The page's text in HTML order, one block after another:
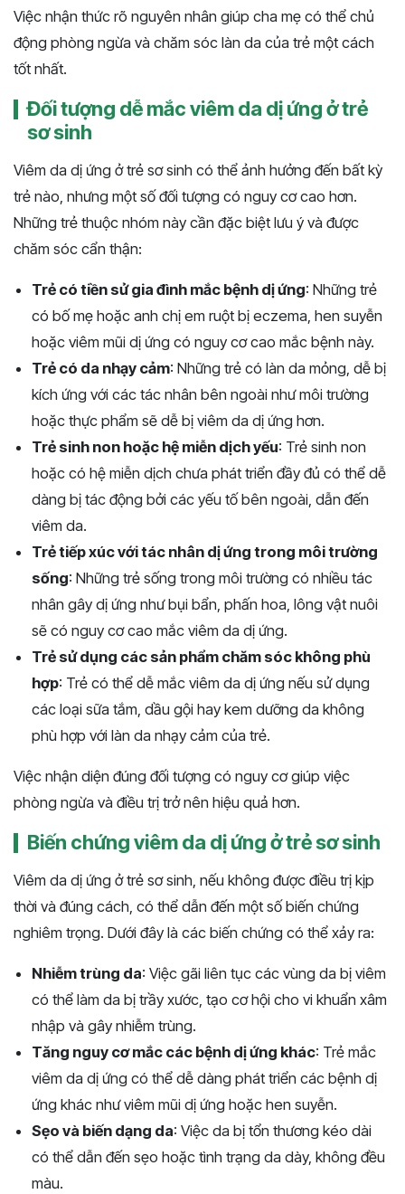
Việc nhận thức rõ nguyên nhân giúp cha mẹ có thể chủ
động phòng ngừa và chăm sóc làn da của trẻ một cách
tốt nhất.
Đối tượng dễ mắc viêm da dị ứng ở trẻ
sơ sinh
Viêm da dị ứng ở trẻ sơ sinh có thể ảnh hưởng đến bất kỳ
trẻ nào, nhưng một số đối tượng có nguy cơ cao hơn.
Những trẻ thuộc nhóm này cần đặc biệt lưu ý và được
chăm sóc cẩn thận:
Trẻ có tiền sử gia đình mắc bệnh dị ứng: Những trẻ
có bố mẹ hoặc anh chị em ruột bị eczema, hen suyễn
hoặc viêm mũi dị ứng có nguy cơ cao mắc bệnh này.
Trẻ có da nhạy cảm: Những trẻ có làn da mỏng, dễ bị
kích ứng với các tác nhân bên ngoài như môi trường
hoặc thực phẩm sẽ dễ bị viêm da dị ứng hơn.
Trẻ sinh non hoặc hệ miễn dịch yếu: Trẻ sinh non
hoặc có hệ miễn dịch chưa phát triển đầy đủ có thể dễ
dàng bị tác động bởi các yếu tố bên ngoài, dẫn đến
viêm da.
Trẻ tiếp xúc với tác nhân dị ứng trong môi trường
sống: Những trẻ sống trong môi trường có nhiều tác
nhân gây dị ứng như bụi bẩn, phấn hoa, lông vật nuôi
sẽ có nguy cơ cao mắc viêm da dị ứng.
Trẻ sử dụng các sản phẩm chăm sóc không phù
hợp: Trẻ có thể dễ mắc viêm da dị ứng nếu sử dụng
các loại sữa tắm, dầu gội hay kem dưỡng da không
phù hợp với làn da nhạy cảm của trẻ.
Việc nhận diện đúng đối tượng có nguy cơ giúp việc
phòng ngừa và điều trị trở nên hiệu quả hơn.
Biến chứng viêm da dị ứng ở trẻ sơ sinh
Viêm da dị ứng ở trẻ sơ sinh, nếu không được điều trị kịp
thời và đúng cách, có thể dẫn đến một số biến chứng
nghiêm trọng. Dưới đây là các biến chứng có thể xảy ra:
Nhiễm trùng da: Việc gãi liên tục các vùng da bị viêm
có thể làm da bị trầy xước, tạo cơ hội cho vi khuẩn xâm
nhập và gây nhiễm trùng.
Tăng nguy cơ mắc các bệnh dị ứng khác: Trẻ mắc
viêm da dị ứng có thể dễ dàng phát triển các bệnh dị
ứng khác như viêm mũi dị ứng hoặc hen suyễn.
Sẹo và biến dạng da: Việc da bị tổn thương kéo dài
có thể dẫn đến sẹo hoặc tình trạng da dày, không đều
màu.